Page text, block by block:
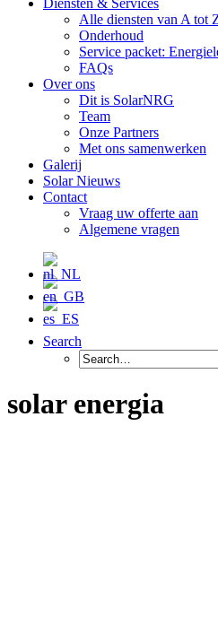
Diensten & Services
Alle diensten van A tot
Onderhoud
Service packet:
FAQs
Over ons
Dit is SolarNRG
Team
Onze Partners
Met ons samenwerken
Galerij
Solar Nieuws
Contact
Vraag uw offerte aan
Algemene vragen
Search
solar energia